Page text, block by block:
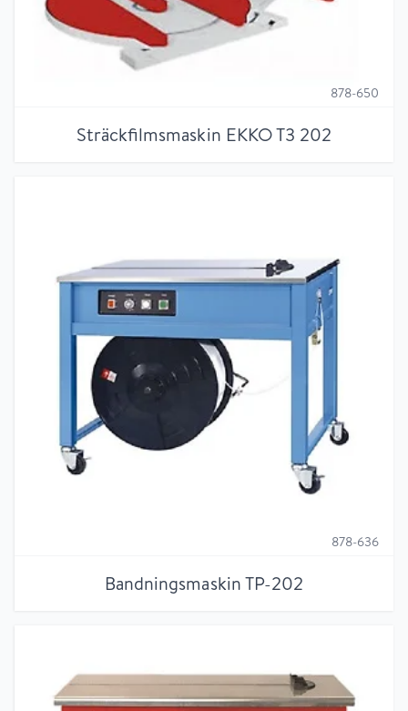
878-650
Sträckfilmsmaskin EKKO T3 202
878-636
Bandningsmaskin TP-202